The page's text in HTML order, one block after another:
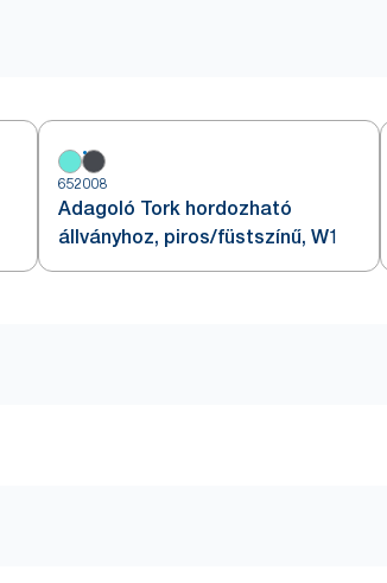
652008
Adagoló Tork hordozható
állványhoz, piros/füstszínű, W1